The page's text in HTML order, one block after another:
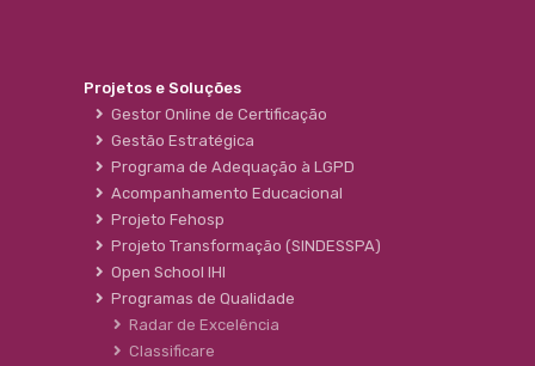
Projetos e Soluções
Gestor Online de Certificação
Gestão Estratégica
Programa de Adequação à LGPD
Acompanhamento Educacional
Projeto Fehosp
Projeto Transformação (SINDESSPA)
Open School IHI
Programas de Qualidade
Radar de Excelência
Classificare